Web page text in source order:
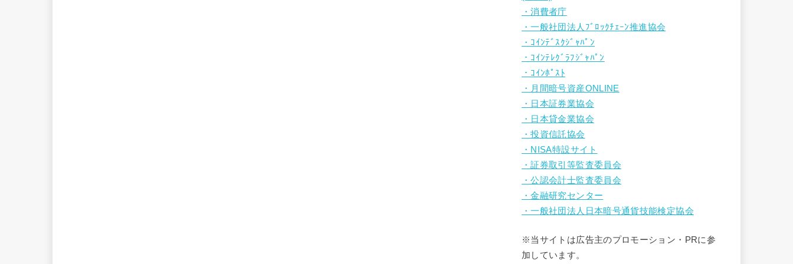
・消費者庁
・一般社団法人ﾌﾞﾛｯｸﾁｪｰﾝ推進協会
・ｺｲﾝﾃﾞｽｸｼﾞｬﾊﾟﾝ
・ｺｲﾝﾃﾚｸﾞﾗﾌｼﾞｬﾊﾟﾝ
・ｺｲﾝﾎﾟｽﾄ
・月間暗号資産ONLINE
・日本証券業協会
・日本貸金業協会
・投資信託協会
・NISA特設サイト
・証券取引等監査委員会
・公認会計士監査委員会
・金融研究センター
・一般社団法人日本暗号通貨技能検定協会
※当サイトは広告主のプロモーション・PRに参
加しています。